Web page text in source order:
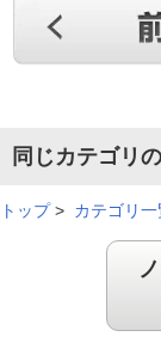
も速いです。
使い
使い勝手も良く
同じカテゴリ
トップ> カテゴリ一